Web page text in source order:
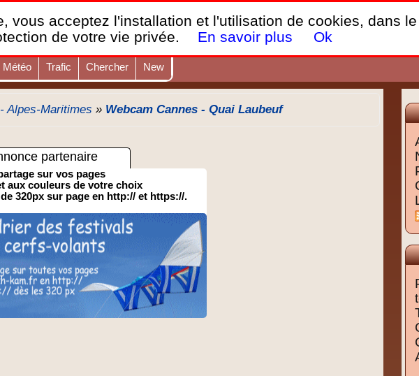
France Webcams,
Les webcams sur mobiles, portables et PC.
Météo Trafic Chercher New
Alpes-Maritimes » Webcam Cannes - Quai Laubeuf
partenaire
sur vos pages
aux couleurs de votre choix
320px sur page en http:// et https://.
vous acceptez l'installation et l'utilisation de cookies, dans
de votre vie privée.
En savoir plus Ok